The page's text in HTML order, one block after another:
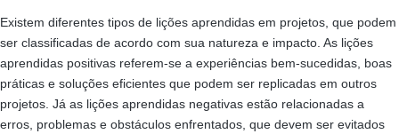
Existem diferentes tipos de lições aprendidas em projetos, que podem
ser classificadas de acordo com sua natureza e impacto. As lições
aprendidas positivas referem-se a experiências bem-sucedidas, boas
práticas e soluções eficientes que podem ser replicadas em outros
projetos. Já as lições aprendidas negativas estão relacionadas a
erros, problemas e obstáculos enfrentados, que devem ser evitados